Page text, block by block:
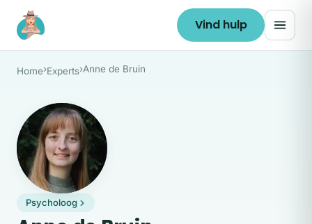
Ga naar de inhoud
Vind hulp
Home›Experts›Anne de Bruin
AD
Psycholoog